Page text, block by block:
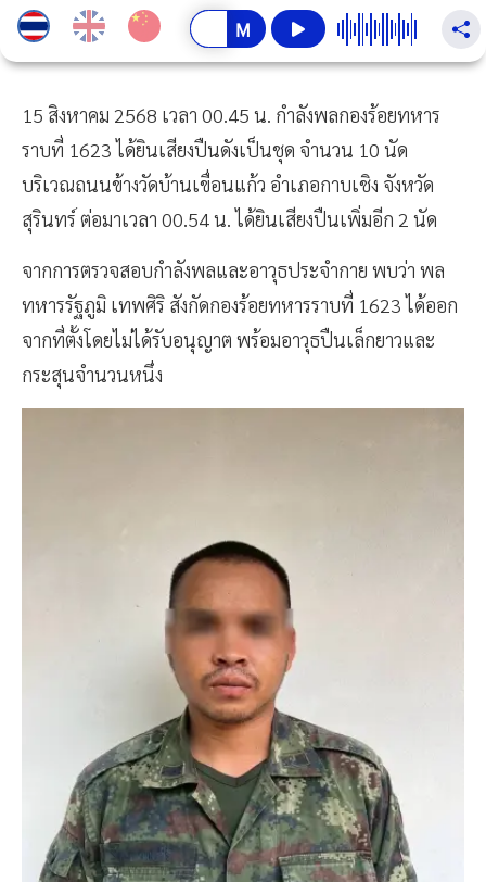
15 สิงหาคม 2568 เวลา 00.45 น. กำลังพลกองร้อยทหาร
ราบที่ 1623 ได้ยินเสียงปืนดังเป็นชุด จำนวน 10 นัด
บริเวณถนนข้างวัดบ้านเขื่อนแก้ว อำเภอกาบเชิง จังหวัด
สุรินทร์ ต่อมาเวลา 00.54 น. ได้ยินเสียงปืนเพิ่มอีก 2 นัด
จากการตรวจสอบกำลังพลและอาวุธประจำกาย พบว่า พล
ทหารรัฐภูมิ เทพศิริ สังกัดกองร้อยทหารราบที่ 1623 ได้ออก
จากที่ตั้งโดยไม่ได้รับอนุญาต พร้อมอาวุธปืนเล็กยาวและ
กระสุนจำนวนหนึ่ง